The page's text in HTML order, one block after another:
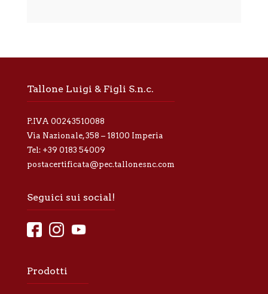
a
i
v
c
y
Tallone Luigi & Figli S.n.c.
P.IVA 00243510088
Via Nazionale, 358 – 18100 Imperia
Tel: +39 0183 54009
postacertificata@pec.tallonesnc.com
Seguici sui social!
Prodotti